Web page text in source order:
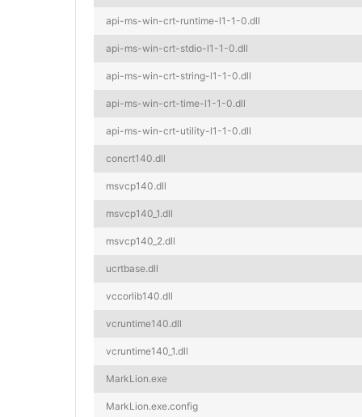
api-ms-win-crt-runtime-l1-1-0.dll
api-ms-win-crt-stdio-l1-1-0.dll
api-ms-win-crt-string-l1-1-0.dll
api-ms-win-crt-time-l1-1-0.dll
api-ms-win-crt-utility-l1-1-0.dll
concrt140.dll
msvcp140.dll
msvcp140_1.dll
msvcp140_2.dll
ucrtbase.dll
vccorlib140.dll
vcruntime140.dll
vcruntime140_1.dll
MarkLion.exe
MarkLion.exe.config